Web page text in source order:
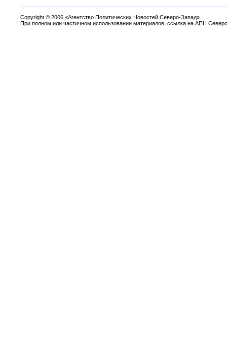
Copyright © 2006 «Агентство Политических Новостей Северо-Запад».
При полном или частичном использовании материалов, ссылка на АПН